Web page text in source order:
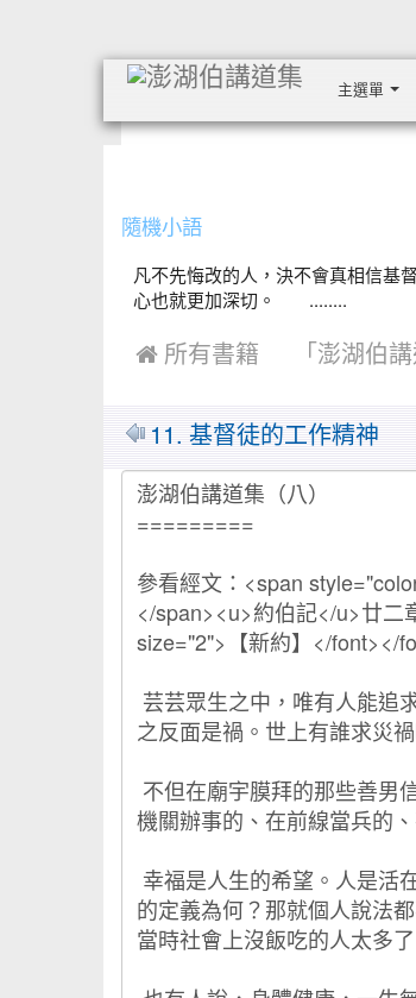
主選單
隨機小語
凡不先悔改的人，決不會真相信基
心也就更加深切。 ........
 所有書籍 「澎湖伯
MarkDown
11. 基督徒的工作精神